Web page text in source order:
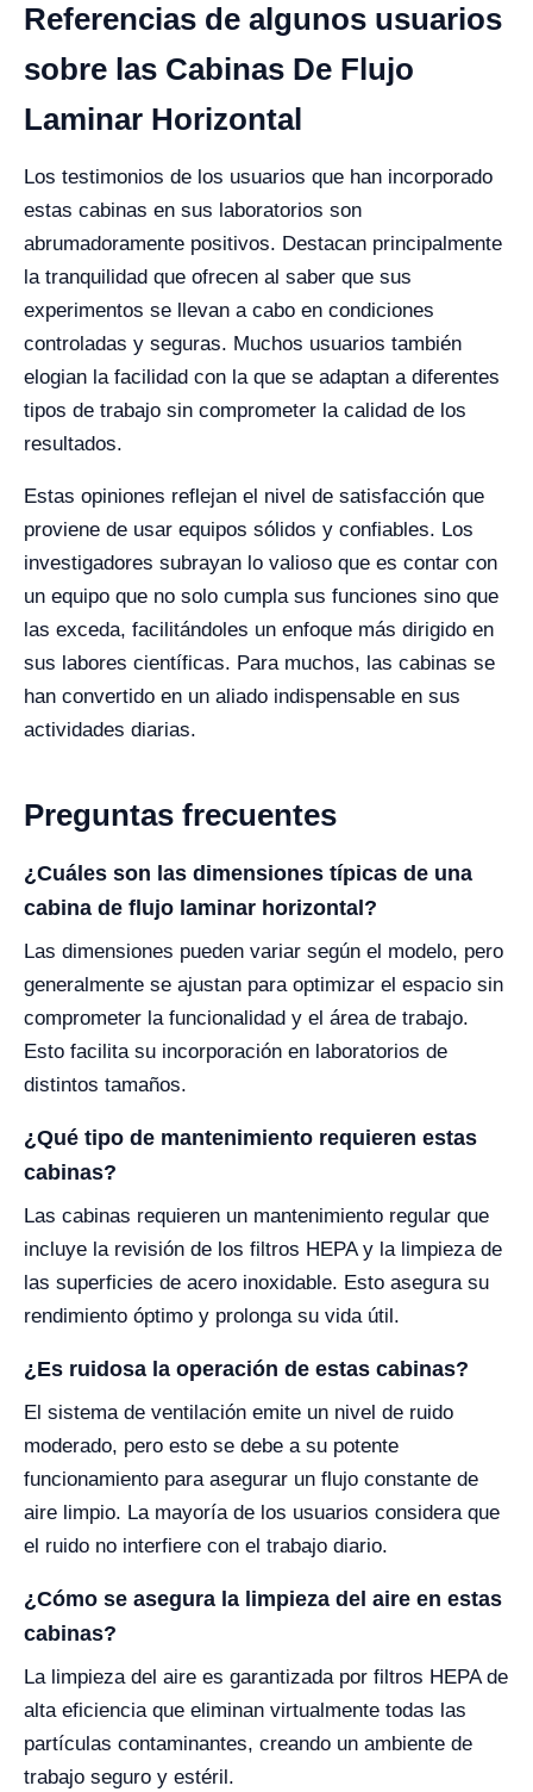
Referencias de algunos usuarios
sobre las Cabinas De Flujo
Laminar Horizontal
Los testimonios de los usuarios que han incorporado
estas cabinas en sus laboratorios son
abrumadoramente positivos. Destacan principalmente
la tranquilidad que ofrecen al saber que sus
experimentos se llevan a cabo en condiciones
controladas y seguras. Muchos usuarios también
elogian la facilidad con la que se adaptan a diferentes
tipos de trabajo sin comprometer la calidad de los
resultados.
Estas opiniones reflejan el nivel de satisfacción que
proviene de usar equipos sólidos y confiables. Los
investigadores subrayan lo valioso que es contar con
un equipo que no solo cumpla sus funciones sino que
las exceda, facilitándoles un enfoque más dirigido en
sus labores científicas. Para muchos, las cabinas se
han convertido en un aliado indispensable en sus
actividades diarias.
Preguntas frecuentes
¿Cuáles son las dimensiones típicas de una
cabina de flujo laminar horizontal?
Las dimensiones pueden variar según el modelo, pero
generalmente se ajustan para optimizar el espacio sin
comprometer la funcionalidad y el área de trabajo.
Esto facilita su incorporación en laboratorios de
distintos tamaños.
¿Qué tipo de mantenimiento requieren estas
cabinas?
Las cabinas requieren un mantenimiento regular que
incluye la revisión de los filtros HEPA y la limpieza de
las superficies de acero inoxidable. Esto asegura su
rendimiento óptimo y prolonga su vida útil.
¿Es ruidosa la operación de estas cabinas?
El sistema de ventilación emite un nivel de ruido
moderado, pero esto se debe a su potente
funcionamiento para asegurar un flujo constante de
aire limpio. La mayoría de los usuarios considera que
el ruido no interfiere con el trabajo diario.
¿Cómo se asegura la limpieza del aire en estas
cabinas?
La limpieza del aire es garantizada por filtros HEPA de
alta eficiencia que eliminan virtualmente todas las
partículas contaminantes, creando un ambiente de
trabajo seguro y estéril.